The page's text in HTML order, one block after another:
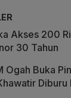
Akses 200
30 Tahun
Ogah Buka
Diburu